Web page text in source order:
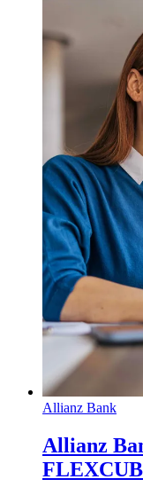
Allianz Bank
Allianz